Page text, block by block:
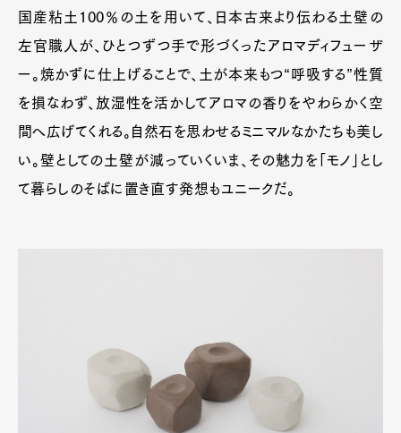
国産粘土100％の土を用いて、日本古来より伝わる土壁の
左官職人が、ひとつずつ手で形づくったアロマディフューザ
ー。焼かずに仕上げることで、土が本来もつ“呼吸する”性質
を損なわず、放湿性を活かしてアロマの香りをやわらかく空
間へ広げてくれる。自然石を思わせるミニマルなかたちも美し
い。壁としての土壁が減っていくいま、その魅力を「モノ」とし
て暮らしのそばに置き直す発想もユニークだ。